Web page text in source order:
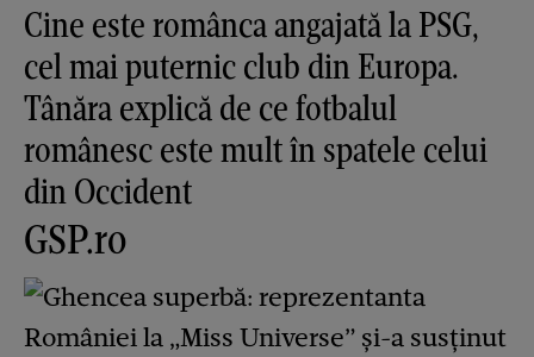
Cine este românca angajată la PSG,
cel mai puternic club din Europa.
Tânăra explică de ce fotbalul
românesc este mult în spatele celui
din Occident
GSP.ro